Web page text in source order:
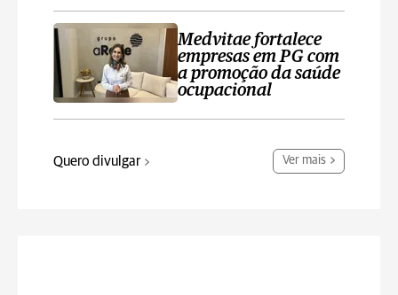
Medvitae fortalece
empresas em PG com
a promoção da saúde
ocupacional
Quero divulgar Ver mais